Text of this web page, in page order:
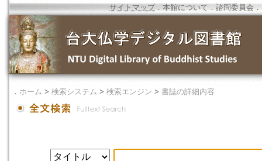
サイトマップ．本館について ． 諮問委員会 ．
． ホーム > 検索システム > 検索エンジン > 書誌の詳細内容